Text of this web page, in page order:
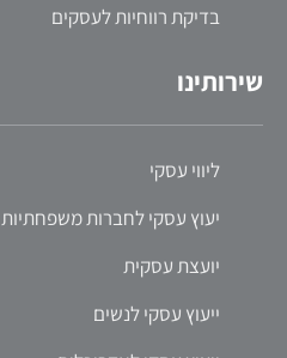
שירותינו
ליווי עסקי
יעוץ עסקי לחברות משפחתיות
יועצת עסקית
ייעוץ עסקי לנשים
בדיקת רווחיות לעסקים